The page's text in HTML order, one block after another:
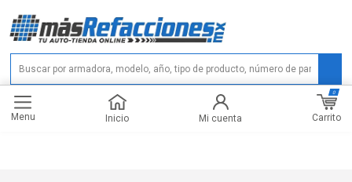
Menu Inicio Mi cuenta Carrito
0